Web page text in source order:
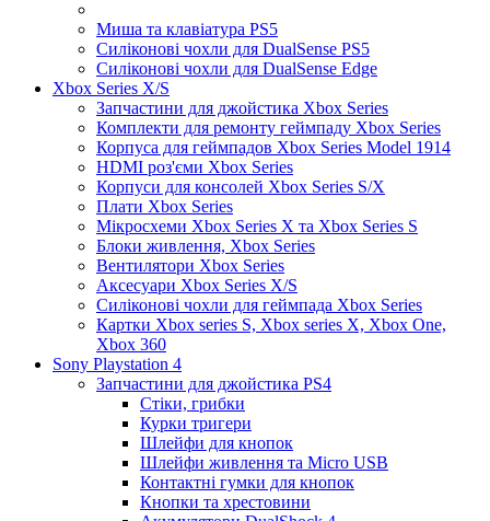
Миша та клавіатура PS5
Силіконові чохли для DualSense PS5
Силіконові чохли для DualSense Edge
Xbox Series X/S
Запчастини для джойстика Xbox Series
Комплекти для ремонту геймпаду Xbox Series
Корпуса для геймпадов Xbox Series Model 1914
HDMI роз'єми Xbox Series
Корпуси для консолей Xbox Series S/X
Плати Xbox Series
Мікросхеми Xbox Series X та Xbox Series S
Блоки живлення, Xbox Series
Вентилятори Xbox Series
Аксесуари Xbox Series X/S
Силіконові чохли для геймпада Xbox Series
Картки Xbox series S, Xbox series X, Xbox One,
Xbox 360
Sony Playstation 4
Запчастини для джойстика PS4
Стіки, грибки
Курки тригери
Шлейфи для кнопок
Шлейфи живлення та Micro USB
Контактні гумки для кнопок
Кнопки та хрестовини